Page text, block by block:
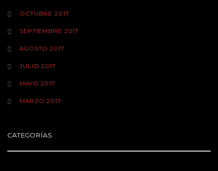
OCTUBRE 2017
SEPTIEMBRE 2017
AGOSTO 2017
JULIO 2017
MAYO 2017
MARZO 2017
CATEGORÍAS